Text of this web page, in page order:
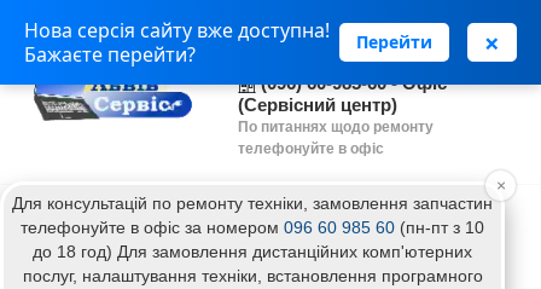
Нова серсія сайту вже доступна!
Бажаєте перейти?
Перейти ×
(063) 243 69 90 - Установка
(096) 60-985-60 - Офіс
(Сервісний центр)
По питаннях щодо ремонту
телефонуйте в офіс
Головна Встановлення AVL Simulation Suite
Встановлення AVL Simulation Suite
Для консультацій по ремонту техніки, замовлення запчастин
телефонуйте в офіс за номером 096 60 985 60 (пн-пт з 10
до 18 год) Для замовлення дистанційних комп'ютерних
послуг, налаштування техніки, встановлення програмного
×